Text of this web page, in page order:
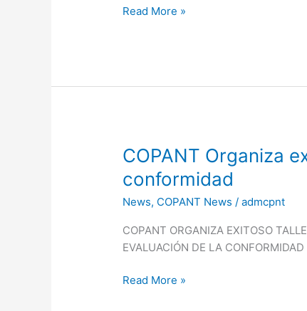
la
Read More »
COPANT Organiza
conformidad
News, COPANT News /admcpnt
COPANT ORGANIZA EXITOSO
EVALUACIÓN DE LA CONFORMIDAD
COPANT
exitoso
taller
buenas
prácticas
evaluación
Read More »